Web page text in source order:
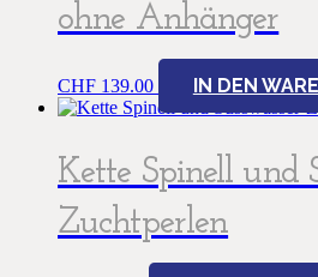
ohne Anhänger
CHF 139.00 IN DEN
Kette Spinell und
Zuchtperlen